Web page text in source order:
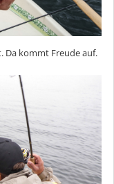
Da kommt Freude auf.